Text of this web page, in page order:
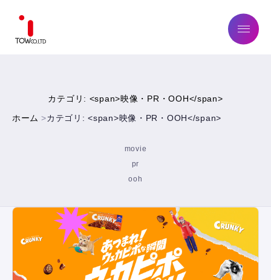
SERVICE
MAGAZINE
NEWS
IR
カテゴリ: <span>映像・PR・OOH</span>
ホーム
カテゴリ: <span>映像・PR・OOH</span>
movie
pr
ooh